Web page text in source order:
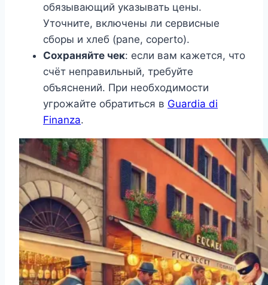
обязывающий указывать цены.
Уточните, включены ли сервисные
сборы и хлеб (pane, coperto).
Сохраняйте чек: если вам кажется, что
счёт неправильный, требуйте
объяснений. При необходимости
угрожайте обратиться в Guardia di
Finanza.